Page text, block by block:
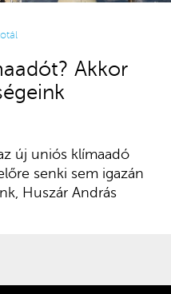
Akkor
új uniós klímaadó
senki sem igazán
Huszár András